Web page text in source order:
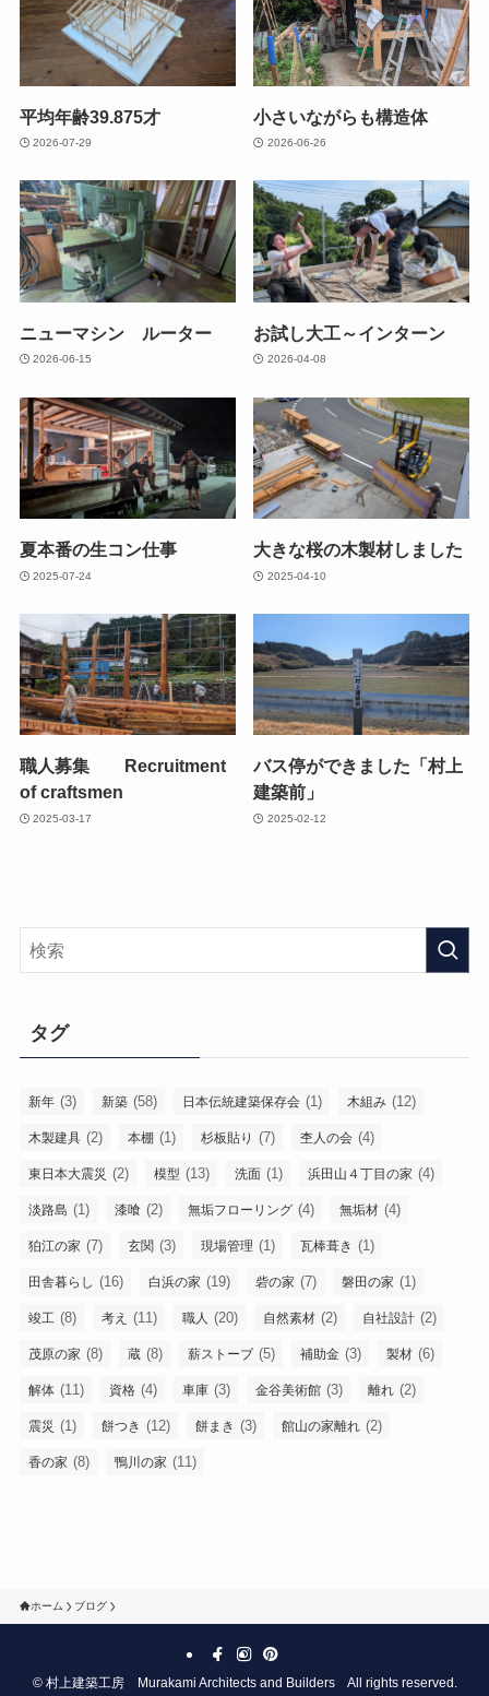
平均年齢39.875才
2026-07-29
小さいながらも構造体
2026-06-26
ニューマシン ルーター
2026-06-15
お試し大工～インターン
2026-04-08
夏本番の生コン仕事
2025-07-24
大きな桜の木製材しました
2025-04-10
職人募集 Recruitment
of craftsmen
2025-03-17
バス停ができました「村上
建築前」
2025-02-12
タグ
新年 (3) 新築 (58) 日本伝統建築保存会 (1) 木組み (12)
木製建具 (2) 本棚 (1) 杉板貼り (7) 杢人の会 (4)
東日本大震災 (2) 模型 (13) 洗面 (1) 浜田山４丁目の家 (4)
淡路島 (1) 漆喰 (2) 無垢フローリング (4) 無垢材 (4)
狛江の家 (7) 玄関 (3) 現場管理 (1) 瓦棒葺き (1)
田舎暮らし (16) 白浜の家 (19) 砦の家 (7) 磐田の家 (1)
竣工 (8) 考え (11) 職人 (20) 自然素材 (2) 自社設計 (2)
茂原の家 (8) 蔵 (8) 薪ストーブ (5) 補助金 (3) 製材 (6)
解体 (11) 資格 (4) 車庫 (3) 金谷美術館 (3) 離れ (2)
震災 (1) 餅つき (12) 餅まき (3) 館山の家離れ (2)
香の家 (8) 鴨川の家 (11)
ホーム ブログ
©村上建築工房 Murakami Architects and Builders All rights reserved.